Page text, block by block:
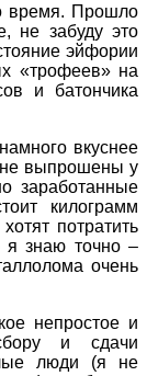
время. Прошло
не забуду это
эйфории
«трофеев» на
и батончика
вкуснее
не выпрошены у
заработанные
килограмм
потратить
я знаю точно –
очень
непростое и
и сдачи
люди (я не